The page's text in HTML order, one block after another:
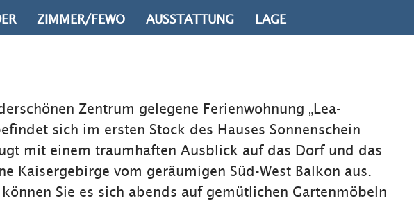
ZIMMER/FEWO AUSSTATTUNG LAGE
Zentrum gelegene Ferienwohnung „Lea-
sich im ersten Stock des Hauses Sonnenschein
mit einem traumhaften Ausblick auf das Dorf und das
Kaisergebirge vom geräumigen Süd-West Balkon aus.
Sie es sich abends auf gemütlichen Gartenmöbeln